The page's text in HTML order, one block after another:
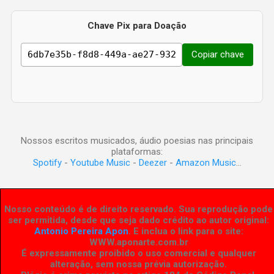
Chave Pix para Doação
Copiar chave
Nossos escritos musicados, áudio poesias nas principais
plataformas:
Spotify- Youtube Music- Deezer- Amazon Music...
Nosso conteúdo é de direito reservado. Sua reprodução pode
ser permitida, desde que seja dado crédito ao autor original:
Antonio Pereira Apon. E inclua o link para o site:
WWW.aponarte.com.br
É expressamente proibido o uso comercial e qualquer
alteração, sem nossa prévia autorização.